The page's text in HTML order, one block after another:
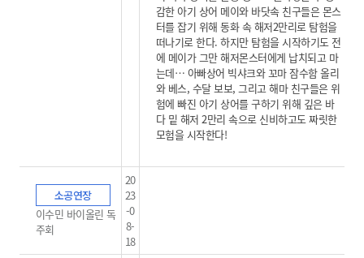
감한 아기 상어 메이와 바닷속 친구들은 몬스
터를 잡기 위해 동화 속 해저2만리로 탐험을
떠나기로 한다. 하지만 탐험을 시작하기도 전
에 메이가 그만 해저몬스터에게 납치되고 마
는데… 아빠상어 빅샤크와 꼬마 잠수함 올리
와 베스, 수달 보보, 그리고 해마 친구들은 위
험에 빠진 아기 상어를 구하기 위해 깊은 바
다 밑 해저 2만리 속으로 신비하고도 짜릿한
모험을 시작한다!
소공연장
이수민 바이올린 독
주회
20
23
-0
8-
18